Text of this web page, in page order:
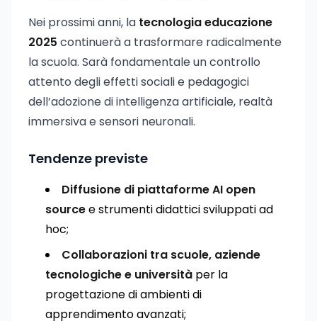
Nei prossimi anni, la tecnologia educazione
2025 continuerà a trasformare radicalmente
la scuola. Sarà fondamentale un controllo
attento degli effetti sociali e pedagogici
dell’adozione di intelligenza artificiale, realtà
immersiva e sensori neuronali.
Tendenze previste
Diffusione di piattaforme AI open
sourcee strumenti didattici sviluppati ad
hoc;
Collaborazioni tra scuole, aziende
tecnologiche e università per la
progettazione di ambienti di
apprendimento avanzati;